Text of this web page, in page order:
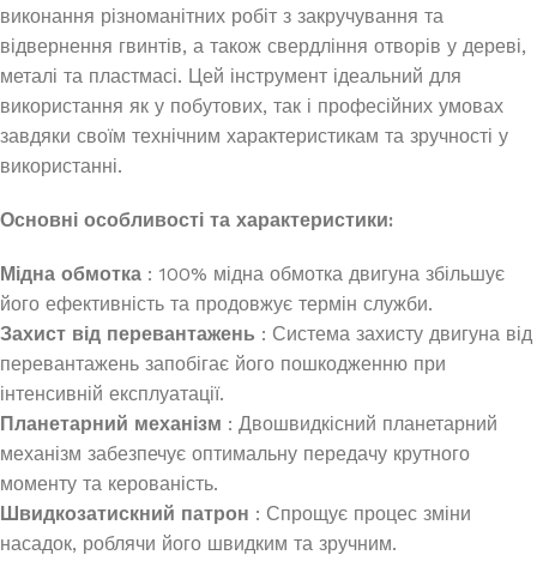
виконання різноманітних робіт з закручування та
відвернення гвинтів, а також свердління отворів у дереві,
металі та пластмасі. Цей інструмент ідеальний для
використання як у побутових, так і професійних умовах
завдяки своїм технічним характеристикам та зручності у
використанні.
Основні особливості та характеристики:
Мідна обмотка : 100% мідна обмотка двигуна збільшує
його ефективність та продовжує термін служби.
Захист від перевантажень : Система захисту двигуна від
перевантажень запобігає його пошкодженню при
інтенсивній експлуатації.
Планетарний механізм : Двошвидкісний планетарний
механізм забезпечує оптимальну передачу крутного
моменту та керованість.
Швидкозатискний патрон : Спрощує процес зміни
насадок, роблячи його швидким та зручним.